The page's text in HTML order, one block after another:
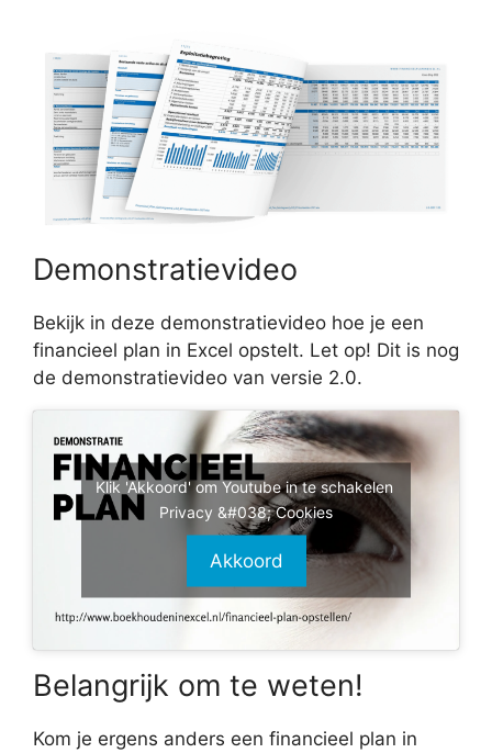
Demonstratievideo
Bekijk in deze demonstratievideo hoe je een
financieel plan in Excel opstelt. Let op! Dit is nog
de demonstratievideo van versie 2.0.
Klik 'Akkoord' om Youtube in te schakelen
Privacy &#038; Cookies
Akkoord
Belangrijk om te weten!
Kom je ergens anders een financieel plan in